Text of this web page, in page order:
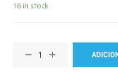
16 in stock